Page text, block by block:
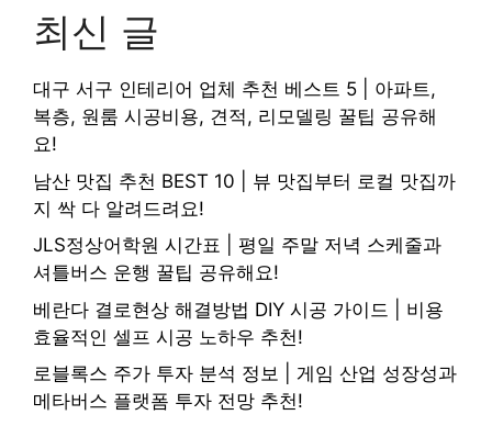
최신 글
대구 서구 인테리어 업체 추천 베스트 5 | 아파트,
복층, 원룸 시공비용, 견적, 리모델링 꿀팁 공유해
요!
남산 맛집 추천 BEST 10 | 뷰 맛집부터 로컬 맛집까
지 싹 다 알려드려요!
JLS정상어학원 시간표 | 평일 주말 저녁 스케줄과
셔틀버스 운행 꿀팁 공유해요!
베란다 결로현상 해결방법 DIY 시공 가이드 | 비용
효율적인 셀프 시공 노하우 추천!
로블록스 주가 투자 분석 정보 | 게임 산업 성장성과
메타버스 플랫폼 투자 전망 추천!